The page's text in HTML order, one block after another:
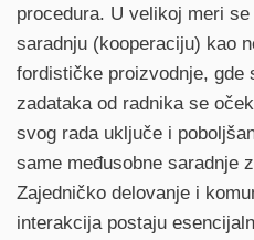
procedura. U velikoj meri
saradnju (kooperaciju) kao
fordističke proizvodnje, gde
zadataka od radnika se
svog rada uključe i
same međusobne saradnje
Zajedničko delovanje i
interakcija postaju